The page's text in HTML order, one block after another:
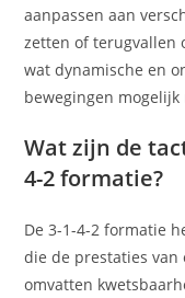
aanpassen aan
zetten of terugvallen
wat dynamische en
bewegingen mogelijk
Wat zijn de
4-2 formatie?
De 3-1-4-2 formatie
die de prestaties van
omvatten